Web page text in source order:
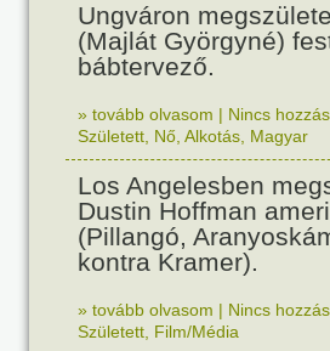
Ungváron
(Majlát Györgyné)
bábtervező.
» tovább olvasom | Nincs
Született Nő Alkotás Magyar
Los Angelesben
Dustin Hoffman
(Pillangó,
kontra Kramer).
» tovább olvasom | Nincs
Született Film/Média